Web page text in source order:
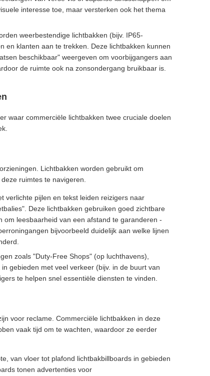
interesse toe, maar versterken ook het thema
weerbestendige lichtbakken (bijv. IP65-
en klanten aan te trekken. Deze lichtbakken kunnen
beschikbaar" weergeven om voorbijgangers aan
de ruimte ook na zonsondergang bruikbaar is.
waar commerciële lichtbakken twee cruciale doelen
Lichtbakken worden gebruikt om
ruimtes te navigeren.
verlichte pijlen en tekst leiden reizigers naar
Deze lichtbakken gebruiken goed zichtbare
leesbaarheid van een afstand te garanderen -
bijvoorbeeld duidelijk aan welke lijnen
zoals "Duty-Free Shops" (op luchthavens),
gebieden met veel verkeer (bijv. in de buurt van
te helpen snel essentiële diensten te vinden.
voor reclame. Commerciële lichtbakken in deze
vaak tijd om te wachten, waardoor ze eerder
van vloer tot plafond lichtbakbillboards in gebieden
tonen advertenties voor